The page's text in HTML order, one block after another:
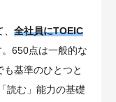
全社員にTOEIC
650点は一般的な
基準のひとつと
読む」能力の基礎